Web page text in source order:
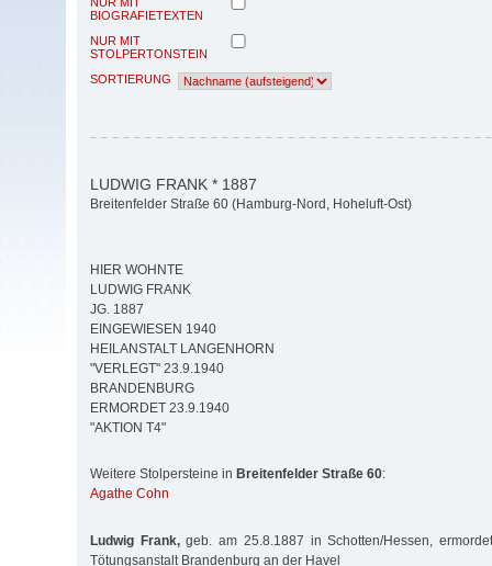
BIOGRAFIETEXTEN
NUR MIT
STOLPERTONSTEIN
SORTIERUNG
LUDWIG FRANK * 1887
Breitenfelder Straße 60 (Hamburg-Nord, Hoheluft-Ost)
HIER WOHNTE
LUDWIG FRANK
JG. 1887
EINGEWIESEN 1940
HEILANSTALT LANGENHORN
"VERLEGT" 23.9.1940
BRANDENBURG
ERMORDET 23.9.1940
"AKTION T4"
Weitere Stolpersteine in Breitenfelder Straße 60:
Agathe Cohn
Ludwig Frank,geb. am 25.8.1887 in Schotten/Hessen,
Tötungsanstalt Brandenburg an der Havel